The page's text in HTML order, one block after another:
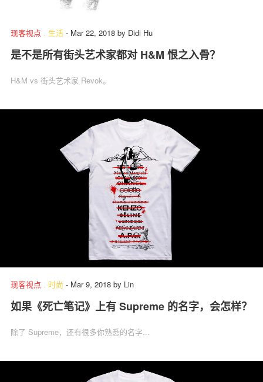
现客视点 . 生活 - Mar 22, 2018 by Didi Hu
是不是所有街头艺术家都对 H&M 恨之入骨？
H&M vs 街头艺术家 Revok。
现客视点 . 时尚 - Mar 9, 2018 by Lin
如果《死亡笔记》上有 Supreme 的名字，会怎样？
除了 Supreme，还有很多你熟悉的名字...